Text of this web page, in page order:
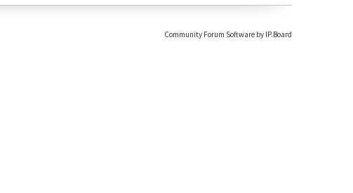
Community Forum Software by IP.Board